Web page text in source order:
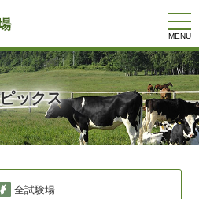
ックス
全試験場